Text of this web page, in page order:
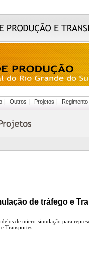
Outros Projetos Regimento
de tráfego e
de micro-simulação para
Transportes.